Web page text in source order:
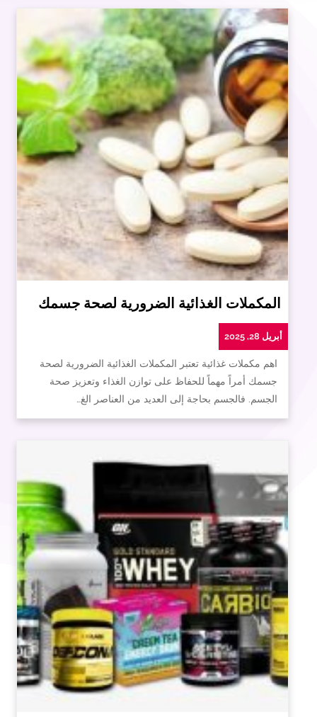
المكملات الغذائية الضرورية لصحة جسمك
أبريل 28, 2025
اهم مكملات غذائية تعتبر المكملات الغذائية الضرورية لصحة
جسمك أمراً مهماً للحفاظ على توازن الغذاء وتعزيز صحة
الجسم. فالجسم بحاجة إلى العديد من العناصر الغ…